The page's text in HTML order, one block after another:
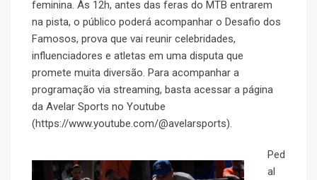
feminina. Às 12h, antes das feras do MTB entrarem
na pista, o público poderá acompanhar o Desafio dos
Famosos, prova que vai reunir celebridades,
influenciadores e atletas em uma disputa que
promete muita diversão. Para acompanhar a
programação via streaming, basta acessar a página
da Avelar Sports no Youtube
(https://www.youtube.com/@avelarsports).
Ped
al